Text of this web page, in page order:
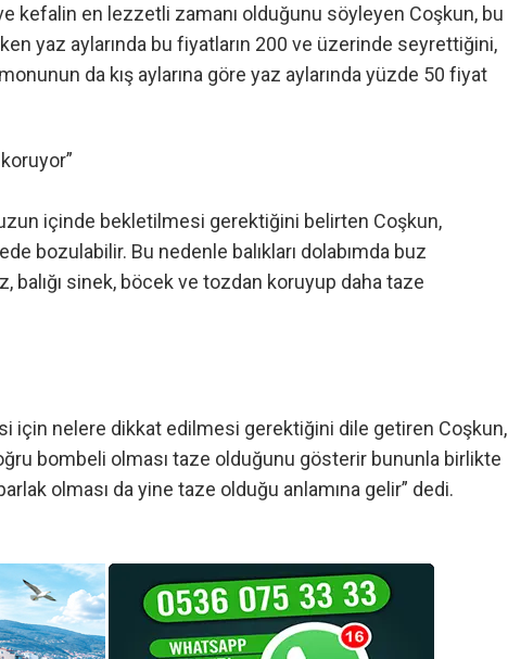
kefalin en lezzetli zamanı olduğunu söyleyen Coşkun, bu
iken yaz aylarında bu fiyatların 200 ve üzerinde seyrettiğini,
da kış aylarına göre yaz aylarında yüzde 50 fiyat
içinde bekletilmesi gerektiğini belirten Coşkun,
bozulabilir. Bu nedenle balıkları dolabımda buz
sinek, böcek ve tozdan koruyup daha taze
için nelere dikkat edilmesi gerektiğini dile getiren Coşkun,
bombeli olması taze olduğunu gösterir bununla birlikte
olması da yine taze olduğu anlamına gelir” dedi.